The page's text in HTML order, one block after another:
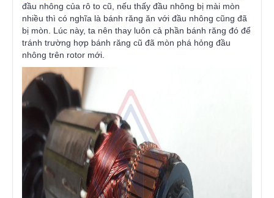
đầu nhông của rô to cũ, nếu thấy đầu nhông bị mài mòn
nhiều thì có nghĩa là bánh răng ăn với đầu nhông cũng đã
bị mòn. Lúc này, ta nên thay luôn cả phần bánh răng đó để
tránh trường hợp bánh răng cũ đã mòn phá hỏng đầu
nhông trên rotor mới.